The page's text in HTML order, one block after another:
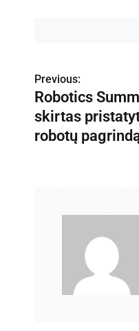
N
a
v
Previous:
Robotics
skirtas
robotų